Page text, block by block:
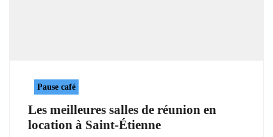
Pause café
Les meilleures salles de réunion en
location à Saint-Étienne